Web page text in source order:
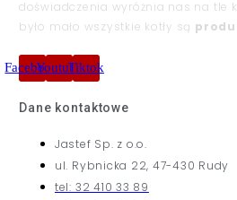
doświadczenia wyróżnia nas na tle
było mało wszystkie kotły są
FacebookYoutubeTiktok
Dane kontaktowe
Jastef Sp. z o.o.
ul. Rybnicka 22, 47-430 Rudy
tel: 32 410 33 89